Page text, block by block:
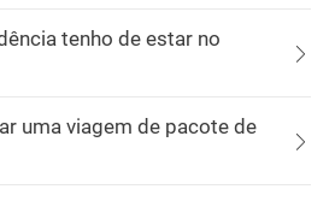
tenho de estar no
uma viagem de pacote de